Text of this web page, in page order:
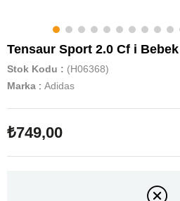
Tensaur Sport 2.0 Cf i
Stok Kodu
(H06368)
Marka : Adidas
₺749,00